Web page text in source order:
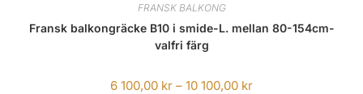
FRANSK BALKONG
Fransk balkongräcke B10 i smide-L. mellan 80-154cm-
valfri färg
6 100,00 kr – 10 100,00 kr